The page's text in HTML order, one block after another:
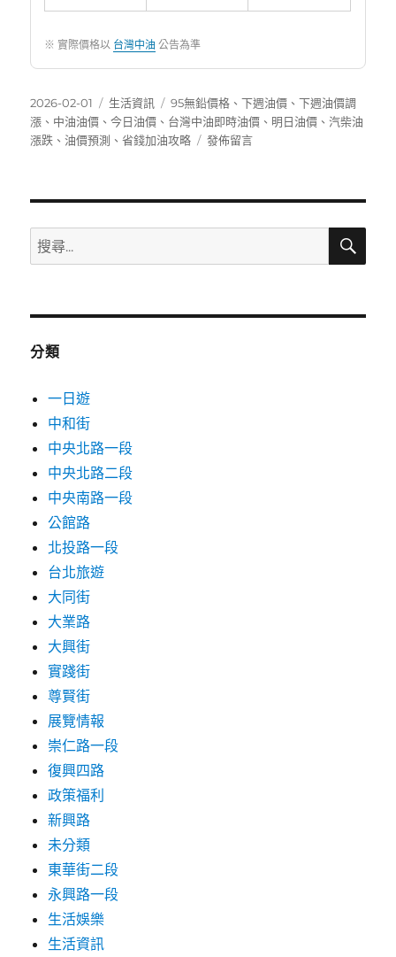
※ 實際價格以 台灣中油 公告為準
發
佈
日
2026-02-01
分
類
生活資訊
標
籤
95無鉛價格 、下週油價 、下週油價調
漲 、 中油油價 、今日油價 、 台灣中油即時油價 、 明日油價 、 汽柴油
漲跌 、油價預測 、省錢加油攻略
在
預
調
發佈留言
搜
尋
鍵
搜
分類
一日遊
中和街
中央北路一段
中央北路二段
中央南路一段
公館路
北投路一段
台北旅遊
大同街
大業路
大興街
實踐街
尊賢街
展覽情報
崇仁路一段
復興四路
政策福利
新興路
未分類
東華街二段
永興路一段
生活娛樂
生活資訊